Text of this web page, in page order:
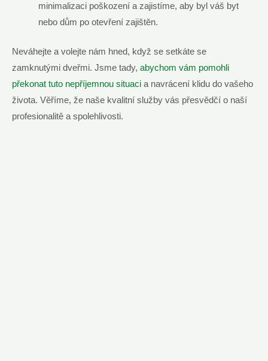
minimalizaci poškození a zajistíme, aby byl váš byt
nebo dům po otevření zajištěn.
Neváhejte a volejte nám hned, když se setkáte se
zamknutými dveřmi. Jsme tady, abychom vám pomohli
překonat tuto nepříjemnou situaci a navrácení klidu do vašeho
života. Věříme, že naše kvalitní služby vás přesvědčí o naší
profesionalitě a spolehlivosti.